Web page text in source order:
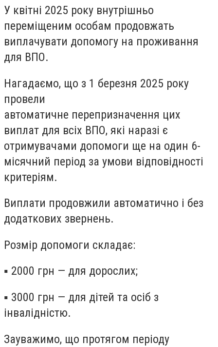
У квітні 2025 року внутрішньо
переміщеним особам продовжать
виплачувати допомогу на проживання
для ВПО.
Нагадаємо, що з 1 березня 2025 року
провели
автоматичне перепризначення цих
виплат для всіх ВПО, які наразі є
отримувачами допомоги ще на один 6-
місячний період за умови відповідності
критеріям.
Виплати продовжили автоматично і без
додаткових звернень.
Розмір допомоги складає:
▪ 2000 грн — для дорослих;
▪ 3000 грн — для дітей та осіб з
інвалідністю.
Зауважимо, що протягом періоду